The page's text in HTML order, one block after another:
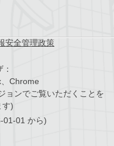
安全管理政策
Chrome
ョンでご覧いただくことを
す)
01-01 から)